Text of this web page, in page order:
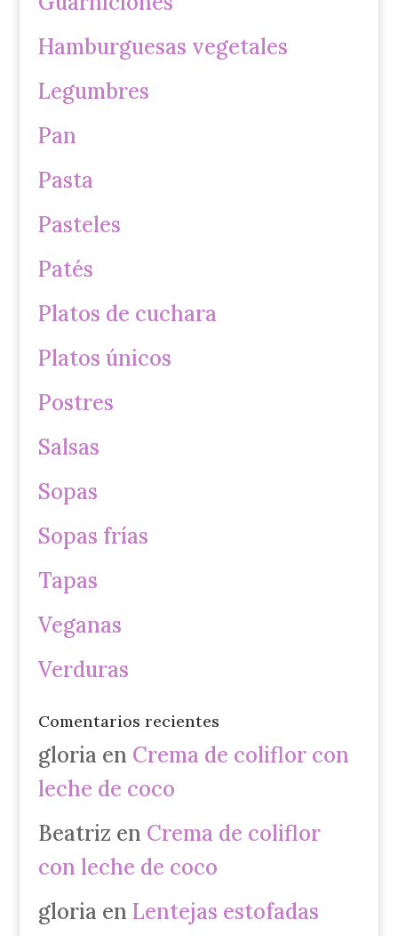
Hamburguesas vegetales
Legumbres
Pan
Pasta
Pasteles
Patés
Platos de cuchara
Platos únicos
Postres
Salsas
Sopas
Sopas frías
Tapas
Veganas
Verduras
Comentarios recientes
gloria en Crema de coliflor con
leche de coco
Beatriz en Crema de coliflor
con leche de coco
gloria en Lentejas estofadas